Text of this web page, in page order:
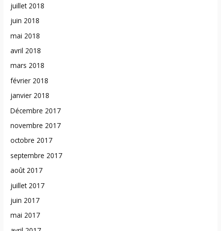
juillet 2018
juin 2018
mai 2018
avril 2018
mars 2018
février 2018
janvier 2018
Décembre 2017
novembre 2017
octobre 2017
septembre 2017
août 2017
juillet 2017
juin 2017
mai 2017